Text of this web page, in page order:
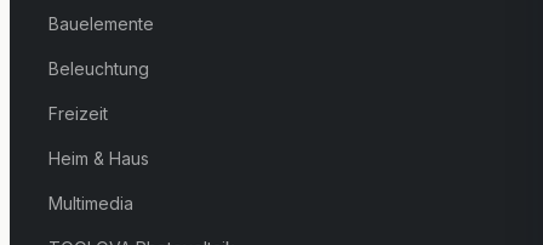
Bauelemente
Beleuchtung
Freizeit
Heim & Haus
Multimedia